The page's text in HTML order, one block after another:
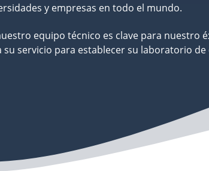
y empresas en todo el mundo.
equipo técnico es clave para nuestro
su servicio para establecer su laboratorio de